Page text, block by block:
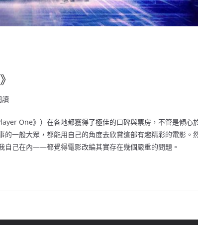
讀
One》）在各地都獲得了極佳的口碑與票房，不管是傾心
一般大眾，都能用自己的角度去欣賞這部有趣精彩的電影。
己在內——都覺得電影改編其實存在幾個嚴重的問題。